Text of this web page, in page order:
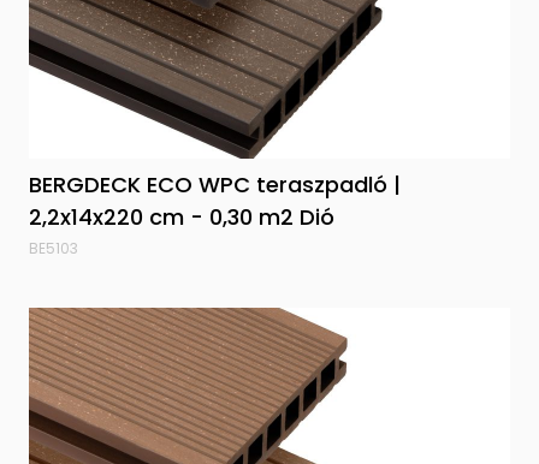
BERGDECK ECO WPC teraszpadló |
2,2x14x220 cm - 0,30 m2 Dió
BE5103